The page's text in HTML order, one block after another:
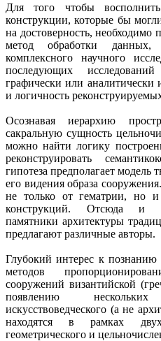
Для того чтобы
конструкции, которые бы
на достоверность, необходимо
метод обработки данных,
комплексного научного
последующих
графически или аналитически
и логичность
Осознавая иерархию
сакральную сущность
можно найти логику
реконструировать
гипотеза предполагает модель
его видения образа
не только от гематрии, но и
конструкций. Отсюда и
памятники архитектуры
предлагают различные авторы.
Глубокий интерес к
методов
сооружений византийской
появлению
искусствоведческого (а не
находятся в рамках
геометрического и